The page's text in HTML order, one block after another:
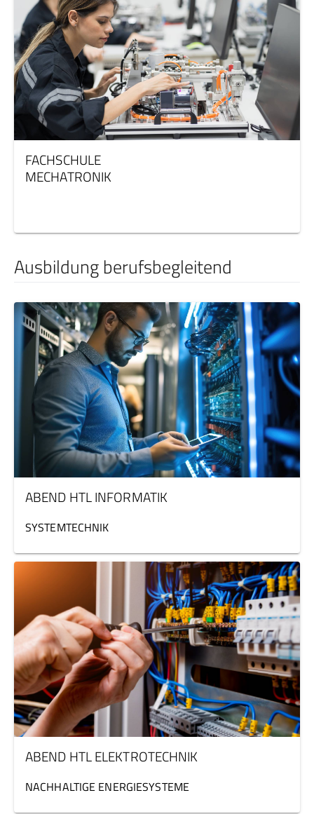
FACHSCHULE
MECHATRONIK
Ausbildung berufsbegleitend
ABEND HTL INFORMATIK
SYSTEMTECHNIK
ABEND HTL ELEKTROTECHNIK
NACHHALTIGE ENERGIESYSTEME